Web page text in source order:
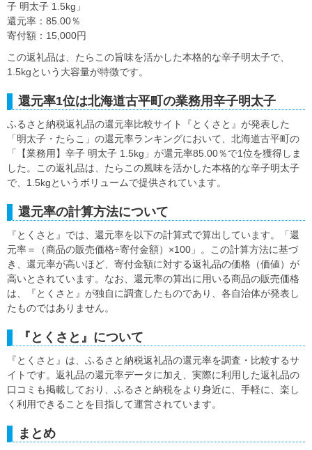
子 明太子 1.5kg」
還元率：85.00％
寄付額：15,000円
この返礼品は、たらこの旨味を活かした本格的な辛子明太子で、
1.5kgという大容量が特徴です。
還元率1位は北海道古平町の業務用辛子明太子
ふるさと納税返礼品の還元率比較サイト『とくさと』が発表した
「明太子・たらこ」の還元率ランキングにおいて、北海道古平町の
「【業務用】辛子 明太子 1.5kg」が還元率85.00％で1位を獲得しま
した。この返礼品は、たらこの風味を活かした本格的な辛子明太子
で、1.5kgというボリュームで提供されています。
還元率の計算方法について
『とくさと』では、還元率を以下の計算式で算出しています。「還
元率＝（商品の販売価格÷寄付金額）×100」。この計算方法に基づ
き、還元率が高いほど、寄付金額に対する返礼品の価格（価値）が
高いとされています。なお、還元率の算出に用いる商品の販売価格
は、『とくさと』が独自に調査したものであり、各自治体が発表し
たものではありません。
『とくさと』について
『とくさと』は、ふるさと納税返礼品の還元率を調査・比較するサ
イトです。返礼品の還元率データに加え、実際に利用した返礼品の
口コミも掲載しており、ふるさと納税をより身近に、手軽に、楽し
く利用できることを目指して運営されています。
まとめ